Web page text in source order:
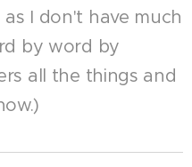
I don't have much
by word by
all the things and